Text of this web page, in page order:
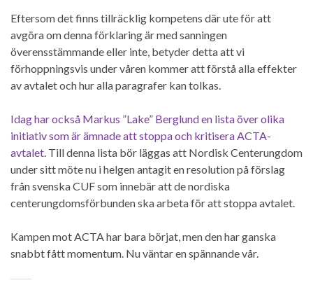
Eftersom det finns tillräcklig kompetens där ute för att
avgöra om denna förklaring är med sanningen
överensstämmande eller inte, betyder detta att vi
förhoppningsvis under våren kommer att förstå alla effekter
av avtalet och hur alla paragrafer kan tolkas.
Idag har också Markus ”Lake” Berglund en lista över olika
initiativ som är ämnade att stoppa och kritisera ACTA-
avtalet. Till denna lista bör läggas att Nordisk Centerungdom
under sitt möte nu i helgen antagit en resolution på förslag
från svenska CUF som innebär att de nordiska
centerungdomsförbunden ska arbeta för att stoppa avtalet.
Kampen mot ACTA har bara börjat, men den har ganska
snabbt fått momentum. Nu väntar en spännande vår.